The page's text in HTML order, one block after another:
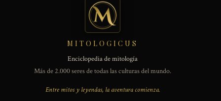
MITOLOGICUS
Enciclopedia de mitología
Más de 2.000 seres de todas las culturas del mundo.
Entre mitos y leyendas, la aventura comienza.